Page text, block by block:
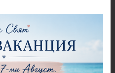
Четки и инструменти
Моливи, акварелни
комплекти
Свещи